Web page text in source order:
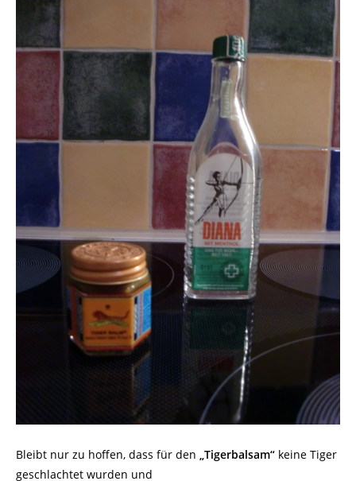
Bleibt nur zu hoffen, dass für den „Tigerbalsam“ keine Tiger
geschlachtet wurden und